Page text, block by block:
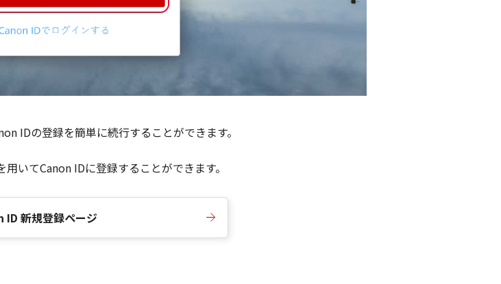
IDの登録を簡単に続行することができます。
いてCanon IDに登録することができます。
ID 新規登録ページ